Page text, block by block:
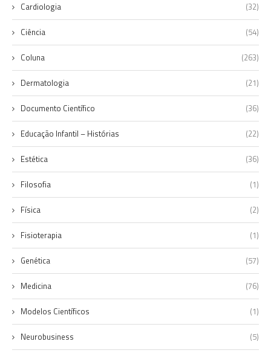
Cardiologia (32)
Ciência (54)
Coluna (263)
Dermatologia (21)
Documento Científico (36)
Educação Infantil – Histórias (22)
Estética (36)
Filosofia (1)
Física (2)
Fisioterapia (1)
Genética (57)
Medicina (76)
Modelos Científicos (1)
Neurobusiness (5)